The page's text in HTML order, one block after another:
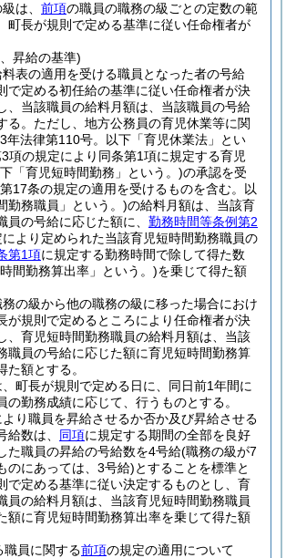
は、 前項の職員の職務の級ごとの定数の範
町長が規則で定める基準に従い任命権者が
昇給の基準)
料表の適用を受ける職員となった者の号給
で定める初任給の基準に従い任命権者が決
、当該職員の給料月額は、当該職員の号給
る。 ただし、地方公務員の育児休業等に関
年法律第110号。以下「育児休業法」とい
項の規定により同条第1項に規定する育児
「育児短時間勤務」という。)の承認を受
17条の規定の適用を受けるものを含む。以
勤務職員」という。)の給料月額は、当該育
員の号給に応じた額に、 勤務時間等条例第2
より定められた当該育児短時間勤務職員の
第1項に規定する勤務時間で除して得た数
間勤務算出率」という。)を乗じて得た額
の級から他の職務の級に移った場合におけ
が規則で定めるところにより任命権者が決
、育児短時間勤務職員の給料月額は、当該
職員の号給に応じた額に育児短時間勤務算
た額とする。
町長が規則で定める日に、同日前1年間に
の勤務成績に応じて、行うものとする。
り職員を昇給させるか否か及び昇給させる
給数は、 同項に規定する期間の全部を良好
た職員の昇給の号給数を4号給(職務の級が7
のにあっては、3号給)とすることを標準と
で定める基準に従い決定するものとし、育
員の給料月額は、当該育児短時間勤務職員
額に育児短時間勤務算出率を乗じて得た額
員に関する前項の規定の適用について